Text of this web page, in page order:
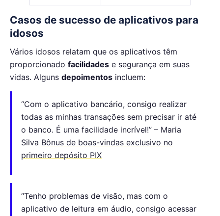
Casos de sucesso de aplicativos para
idosos
Vários idosos relatam que os aplicativos têm
proporcionado facilidades e segurança em suas
vidas. Alguns depoimentos incluem:
“Com o aplicativo bancário, consigo realizar
todas as minhas transações sem precisar ir até
o banco. É uma facilidade incrível!” – Maria
Silva Bônus de boas-vindas exclusivo no
primeiro depósito PIX
“Tenho problemas de visão, mas com o
aplicativo de leitura em áudio, consigo acessar